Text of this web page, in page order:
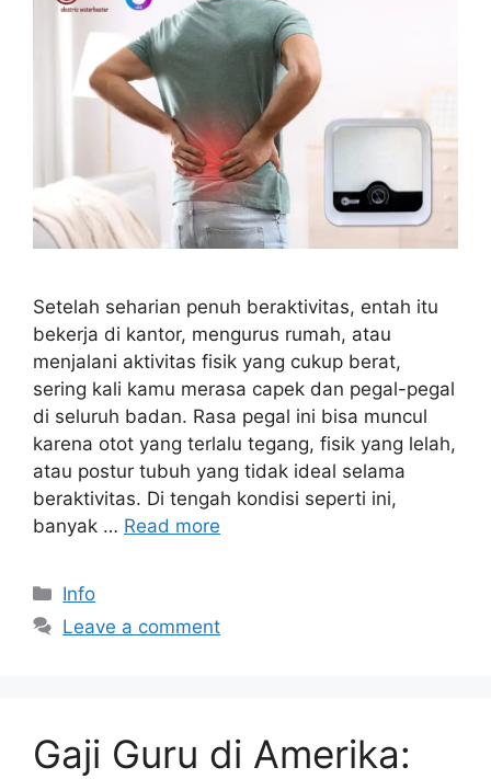
Setelah seharian penuh beraktivitas, entah itu
bekerja di kantor, mengurus rumah, atau
menjalani aktivitas fisik yang cukup berat,
sering kali kamu merasa capek dan pegal-pegal
di seluruh badan. Rasa pegal ini bisa muncul
karena otot yang terlalu tegang, fisik yang lelah,
atau postur tubuh yang tidak ideal selama
beraktivitas. Di tengah kondisi seperti ini,
banyak … Read more
Categories
Info
Leave a comment
Gaji Guru di Amerika: